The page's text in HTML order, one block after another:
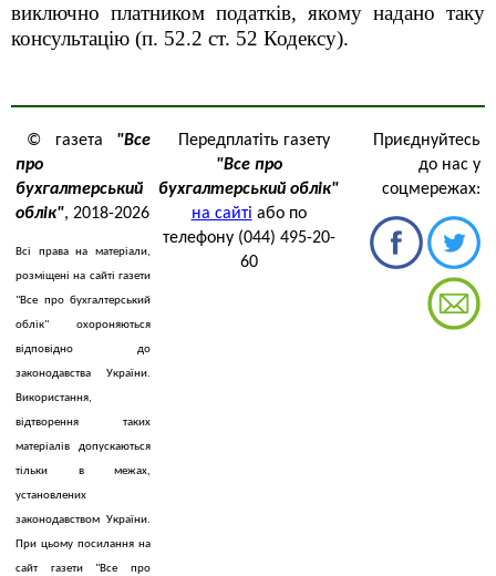
виключно платником податків, якому надано таку
консультацію (п. 52.2 ст. 52 Кодексу).
© газета "Все
про
бухгалтерський
облік", 2018-2026
Всі права на матеріали,
розміщені на сайті газети
"Все про бухгалтерський
облік" охороняються
відповідно до
законодавства України.
Використання,
відтворення таких
матеріалів допускаються
тільки в межах,
установлених
законодавством України.
При цьому посилання на
сайт газети "Все про
Передплатіть газету
"Все про
бухгалтерський облік"
на сайті або по
телефону (044) 495-20-
60
Приєднуйтесь
до нас у
соцмережах: